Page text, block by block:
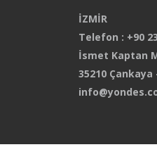
İZMİR
Telefon : +90
İsmet Kaptan
35210